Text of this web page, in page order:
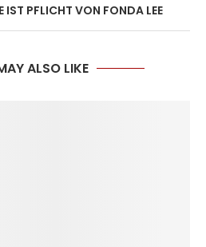
IST PFLICHT VON FONDA LEE
ALSO LIKE